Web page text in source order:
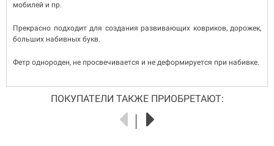
мобилей и пр.
Прекрасно подходит для создания развивающих ковриков, дорожек,
больших набивных букв.
Фетр однороден, не просвечивается и не деформируется при набивке.
ПОКУПАТЕЛИ ТАКЖЕ ПРИОБРЕТАЮТ: